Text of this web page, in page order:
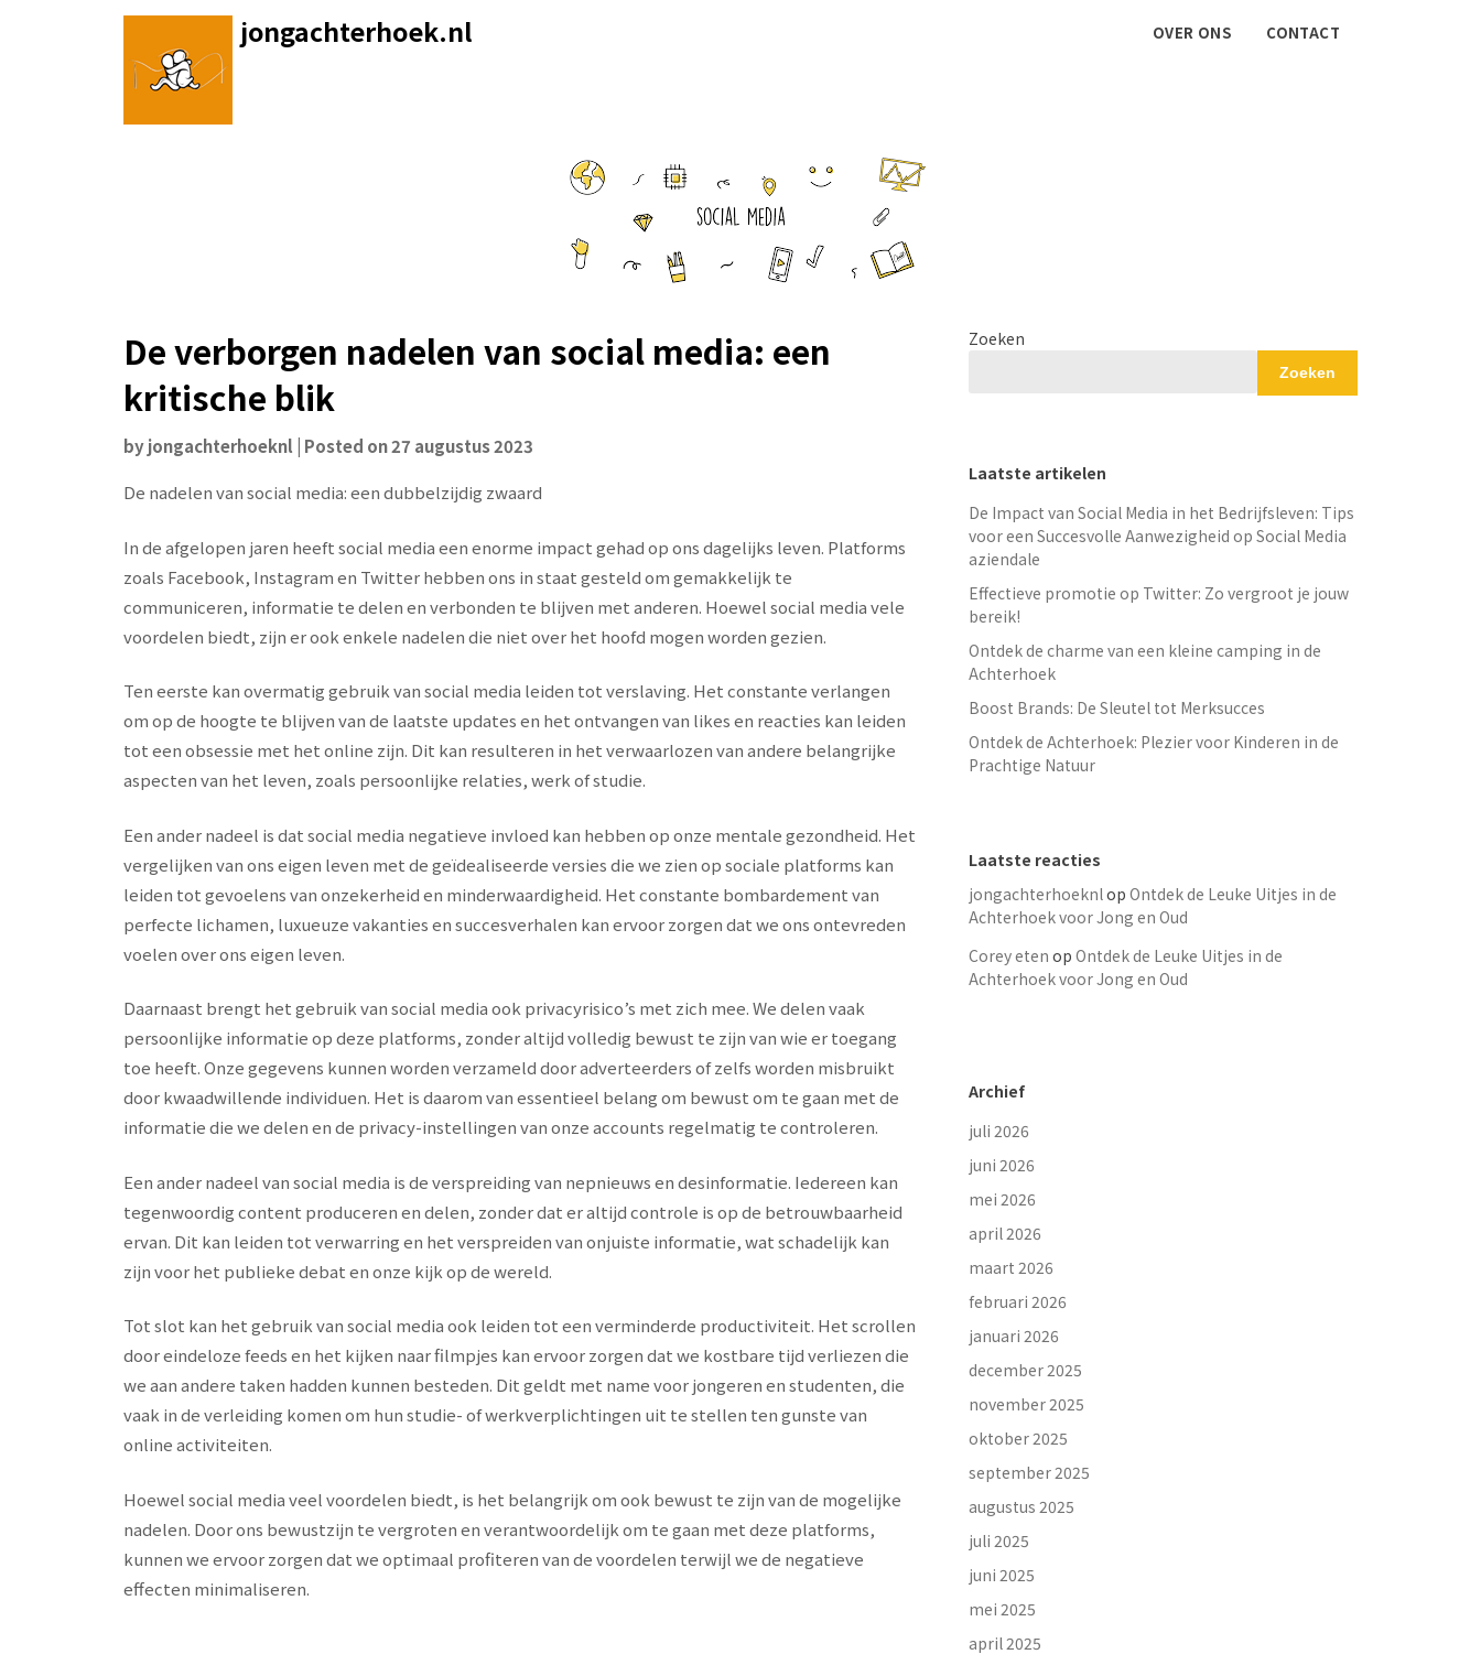
jongachterhoek.nl OVER ONS CONTACT
De verborgen nadelen van social media: een
kritische blik
byjongachterhoeknl Posted on27 augustus 2023
De nadelen van social media: een dubbelzijdig zwaard
In de afgelopen jaren heeft social media een enorme impact gehad op ons dagelijks leven. Platforms
zoals Facebook, Instagram en Twitter hebben ons in staat gesteld om gemakkelijk te
communiceren, informatie te delen en verbonden te blijven met anderen. Hoewel social media vele
voordelen biedt, zijn er ook enkele nadelen die niet over het hoofd mogen worden gezien.
Ten eerste kan overmatig gebruik van social media leiden tot verslaving. Het constante verlangen
om op de hoogte te blijven van de laatste updates en het ontvangen van likes en reacties kan leiden
tot een obsessie met het online zijn. Dit kan resulteren in het verwaarlozen van andere belangrijke
aspecten van het leven, zoals persoonlijke relaties, werk of studie.
Een ander nadeel is dat social media negatieve invloed kan hebben op onze mentale gezondheid. Het
vergelijken van ons eigen leven met de geïdealiseerde versies die we zien op sociale platforms kan
leiden tot gevoelens van onzekerheid en minderwaardigheid. Het constante bombardement van
perfecte lichamen, luxueuze vakanties en succesverhalen kan ervoor zorgen dat we ons ontevreden
voelen over ons eigen leven.
Daarnaast brengt het gebruik van social media ook privacyrisico’s met zich mee. We delen vaak
persoonlijke informatie op deze platforms, zonder altijd volledig bewust te zijn van wie er toegang
toe heeft. Onze gegevens kunnen worden verzameld door adverteerders of zelfs worden misbruikt
door kwaadwillende individuen. Het is daarom van essentieel belang om bewust om te gaan met de
informatie die we delen en de privacy-instellingen van onze accounts regelmatig te controleren.
Een ander nadeel van social media is de verspreiding van nepnieuws en desinformatie. Iedereen kan
tegenwoordig content produceren en delen, zonder dat er altijd controle is op de betrouwbaarheid
ervan. Dit kan leiden tot verwarring en het verspreiden van onjuiste informatie, wat schadelijk kan
zijn voor het publieke debat en onze kijk op de wereld.
Tot slot kan het gebruik van social media ook leiden tot een verminderde productiviteit. Het scrollen
door eindeloze feeds en het kijken naar filmpjes kan ervoor zorgen dat we kostbare tijd verliezen die
we aan andere taken hadden kunnen besteden. Dit geldt met name voor jongeren en studenten, die
vaak in de verleiding komen om hun studie- of werkverplichtingen uit te stellen ten gunste van
online activiteiten.
Hoewel social media veel voordelen biedt, is het belangrijk om ook bewust te zijn van de mogelijke
nadelen. Door ons bewustzijn te vergroten en verantwoordelijk om te gaan met deze platforms,
kunnen we ervoor zorgen dat we optimaal profiteren van de voordelen terwijl we de negatieve
effecten minimaliseren.
Zoeken
Zoeken
Laatste artikelen
De Impact van Social Media in het Bedrijfsleven: Tips
voor een Succesvolle Aanwezigheid op Social Media
aziendale
Effectieve promotie op Twitter: Zo vergroot je jouw
bereik!
Ontdek de charme van een kleine camping in de
Achterhoek
Boost Brands: De Sleutel tot Merksucces
Ontdek de Achterhoek: Plezier voor Kinderen in de
Prachtige Natuur
Laatste reacties
jongachterhoeknlop Ontdek de Leuke Uitjes in de
Achterhoek voor Jong en Oud
Corey eten op Ontdek de Leuke Uitjes in de
Achterhoek voor Jong en Oud
Archief
juli 2026
juni 2026
mei 2026
april 2026
maart 2026
februari 2026
januari 2026
december 2025
november 2025
oktober 2025
september 2025
augustus 2025
juli 2025
juni 2025
mei 2025
april 2025